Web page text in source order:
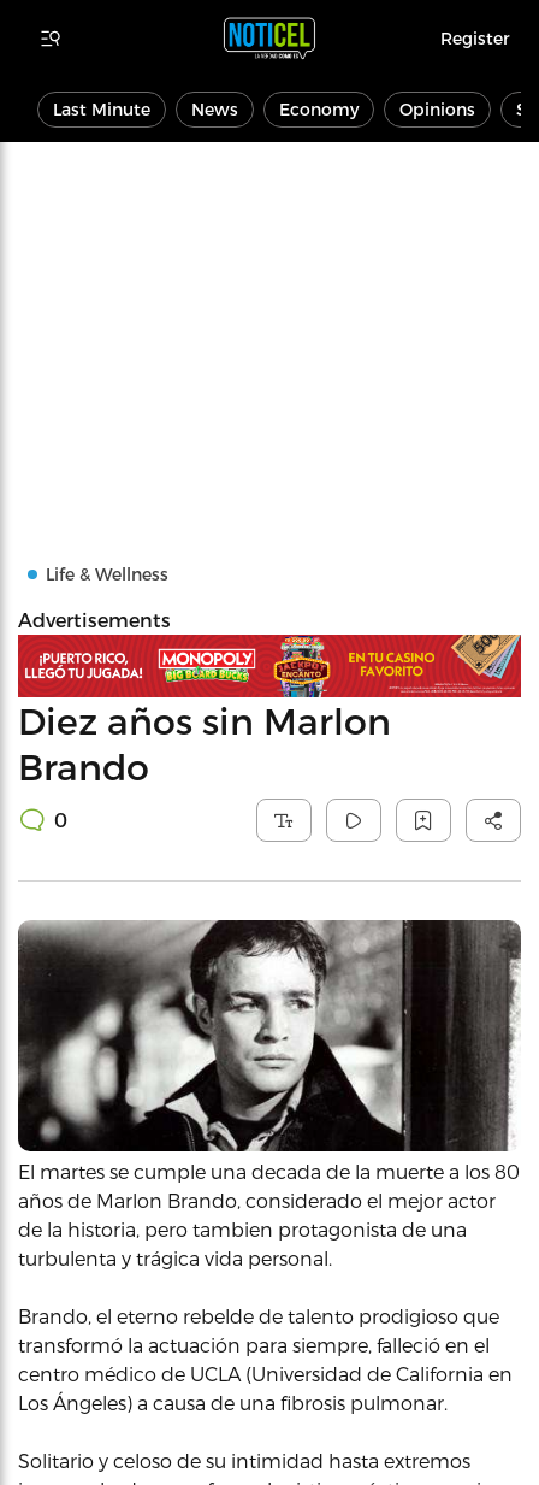
Register
Last Minute News Economy Opinions
Life & Wellness
Advertisements
Diez años sin Marlon
Brando
0
El martes se cumple una decada de la muerte a los 80
años de Marlon Brando, considerado el mejor actor
de la historia, pero tambien protagonista de una
turbulenta y trágica vida personal.
Brando, el eterno rebelde de talento prodigioso que
transformó la actuación para siempre, falleció en el
centro médico de UCLA (Universidad de California en
Los Ángeles) a causa de una fibrosis pulmonar.
Solitario y celoso de su intimidad hasta extremos